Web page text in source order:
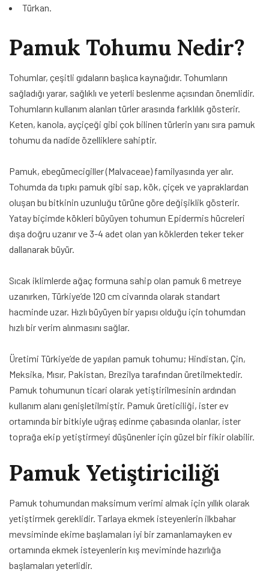
Türkan.
Pamuk Tohumu Nedir?
Tohumlar, çeşitli gıdaların başlıca kaynağıdır. Tohumların
sağladığı yarar, sağlıklı ve yeterli beslenme açısından önemlidir.
Tohumların kullanım alanları türler arasında farklılık gösterir.
Keten, kanola, ayçiçeği gibi çok bilinen türlerin yanı sıra pamuk
tohumu da nadide özelliklere sahiptir.
Pamuk, ebegümecigiller (Malvaceae) familyasında yer alır.
Tohumda da tıpkı pamuk gibi sap, kök, çiçek ve yapraklardan
oluşan bu bitkinin uzunluğu türüne göre değişiklik gösterir.
Yatay biçimde kökleri büyüyen tohumun Epidermis hücreleri
dışa doğru uzanır ve 3-4 adet olan yan köklerden teker teker
dallanarak büyür.
Sıcak iklimlerde ağaç formuna sahip olan pamuk 6 metreye
uzanırken, Türkiye’de 120 cm civarında olarak standart
hacminde uzar. Hızlı büyüyen bir yapısı olduğu için tohumdan
hızlı bir verim alınmasını sağlar.
Üretimi Türkiye’de de yapılan pamuk tohumu; Hindistan, Çin,
Meksika, Mısır, Pakistan, Brezilya tarafından üretilmektedir.
Pamuk tohumunun ticari olarak yetiştirilmesinin ardından
kullanım alanı genişletilmiştir. Pamuk üreticiliği, ister ev
ortamında bir bitkiyle uğraş edinme çabasında olanlar, ister
toprağa ekip yetiştirmeyi düşünenler için güzel bir fikir olabilir.
Pamuk Yetiştiriciliği
Pamuk tohumundan maksimum verimi almak için yıllık olarak
yetiştirmek gereklidir. Tarlaya ekmek isteyenlerin ilkbahar
mevsiminde ekime başlamaları iyi bir zamanlamayken ev
ortamında ekmek isteyenlerin kış meviminde hazırlığa
başlamaları yeterlidir.